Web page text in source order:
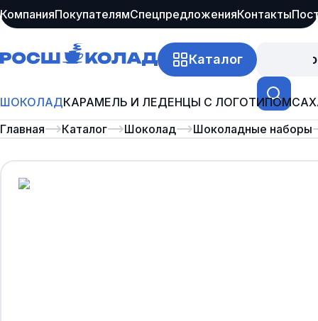
КомпанияПокупателямСпецпредложенияКонтакты
Каталог
ШОКОЛАДКАРАМЕЛЬ И ЛЕДЕНЦЫ С ЛОГОТИПОМ
Главная
Каталог Шоколад Шоколадные наборы